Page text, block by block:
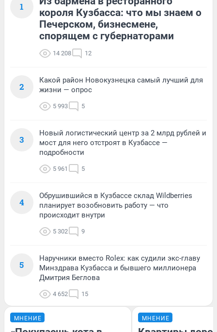
1
короля Кузбасса: что мы знаем о
Печерском, бизнесмене,
спорящем с губернаторами
14 208 12
2
Какой район Новокузнецка самый лучший для
жизни — опрос
5 993 5
3
Новый логистический центр за 2 млрд рублей и
мост для него отстроят в Кузбассе —
подробности
5 961 5
4
Обрушившийся в Кузбассе склад Wildberries
планирует возобновить работу — что
происходит внутри
5 302 9
5
Наручники вместо Rolex: как судили экс-главу
Минздрава Кузбасса и бывшего миллионера
Дмитрия Беглова
4 652 15
МНЕНИЕ МНЕНИЕ